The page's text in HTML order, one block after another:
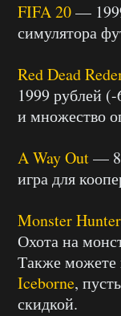
FIFA 20—
симулятора
Red Dead
1999 рублей
и множество
A Way Out—
игра для
Monster
Охота на
Также можете
Iceborne,
скидкой.